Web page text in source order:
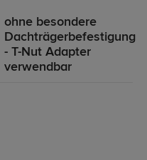
ohne besondere
Dachträgerbefestigung
- T-Nut Adapter
verwendbar